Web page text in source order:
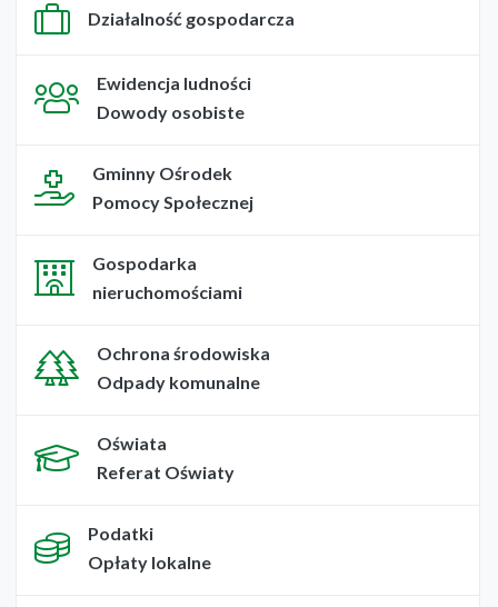
Działalność gospodarcza
Ewidencja ludności
Dowody osobiste
Gminny Ośrodek
Pomocy Społecznej
Gospodarka
nieruchomościami
Ochrona środowiska
Odpady komunalne
Oświata
Referat Oświaty
Podatki
Opłaty lokalne